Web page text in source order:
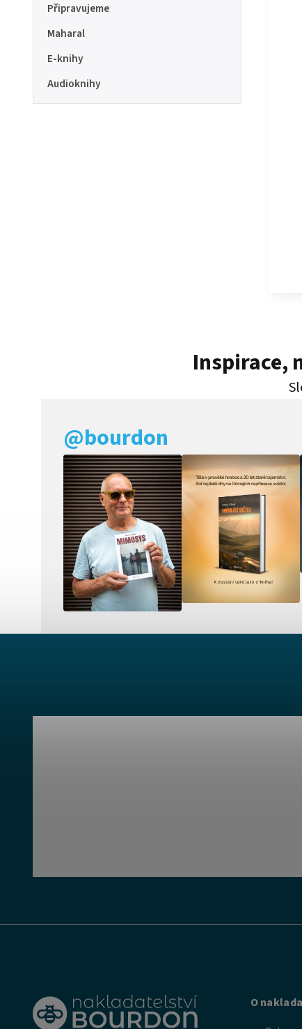
Připravujeme
Maharal
E-knihy
Audioknihy
Inspirace,
@bourdon
O